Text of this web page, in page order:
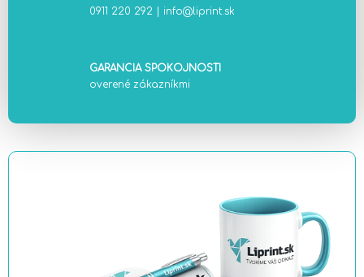
0911 220 292
info@liprint.sk
GARANCIA SPOKOJNOSTI
overené zákazníkmi